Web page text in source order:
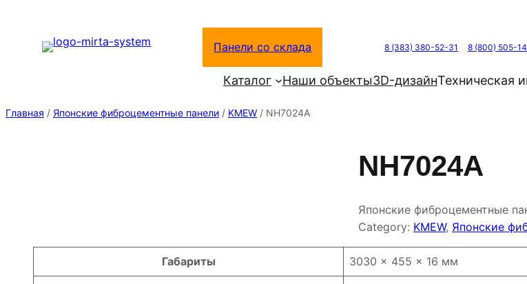
содержимому
Панели со склада 8 (383) 380-52-31 8 (800) 505-
Каталог Наши объекты3D-дизайнТехническая
Главная / Японские фиброцементные панели / KMEW / NH7024A
NH7024A
Японские фиброцементные
Category: KMEW, Японские
Габариты 3030 × 455 × 16 мм